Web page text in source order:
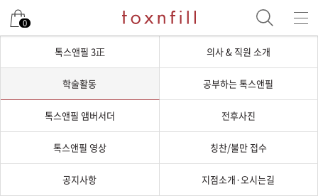
0
톡스앤필 3正 의사 & 직원 소개
학술활동 공부하는 톡스앤필
톡스앤필 앰버서더 전후사진
톡스앤필 영상 칭찬/불만 접수
공지사항 지점소개·오시는길